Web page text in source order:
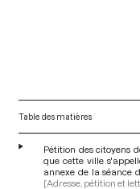
Table des matières
Pétition des citoyens
que cette ville
annexe de la séance
[Adresse, pétition et